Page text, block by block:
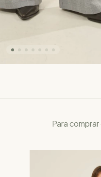
Para